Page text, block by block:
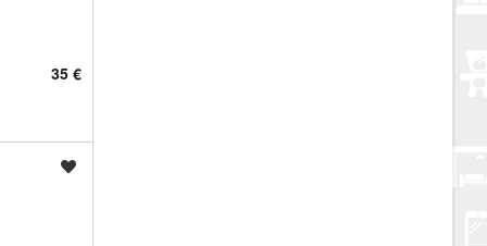
35 €